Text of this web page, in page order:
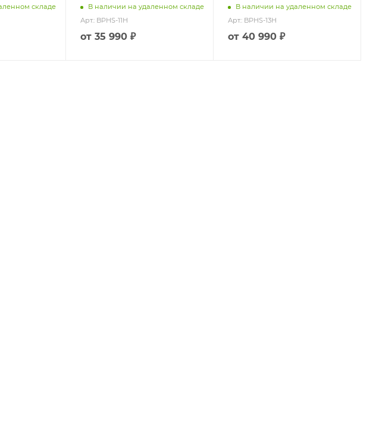
складе
В наличии на удаленном складе
Арт.: BPHS-11H
от 35 990 ₽
В наличии на удаленном складе
Арт.: BPHS-13H
от 40 990 ₽